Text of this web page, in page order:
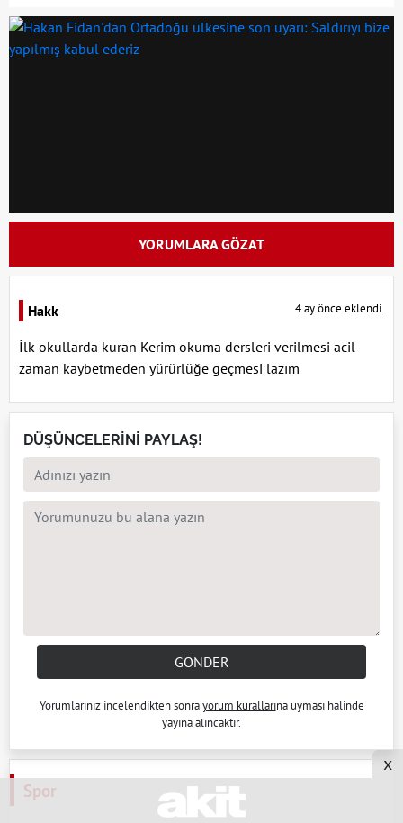
YORUMLARA GÖZAT
Hakk 4 ay önce eklendi.
İlk okullarda kuran Kerim okuma dersleri verilmesi acil
zaman kaybetmeden yürürlüğe geçmesi lazım
DÜŞÜNCELERİNİ PAYLAŞ!
GÖNDER
Yorumlarınız incelendikten sonrayorum kurallarına uyması halinde
yayına alıncaktır.
Spor
x